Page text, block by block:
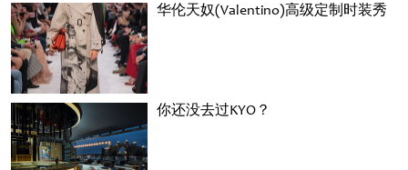
华伦天奴(Valentino)高级定制时装秀
你还没去过KYO？